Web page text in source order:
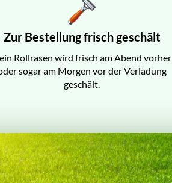
Zur Bestellung frisch geschält
Rollrasen wird frisch am Abend vorher
sogar am Morgen vor der Verladung
geschält.